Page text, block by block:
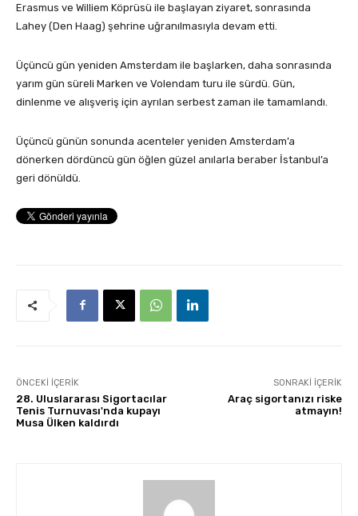
Erasmus ve Williem Köprüsü ile başlayan ziyaret, sonrasında
Lahey (Den Haag) şehrine uğranılmasıyla devam etti.
Üçüncü gün yeniden Amsterdam ile başlarken, daha sonrasında
yarım gün süreli Marken ve Volendam turu ile sürdü. Gün,
dinlenme ve alışveriş için ayrılan serbest zaman ile tamamlandı.
Üçüncü günün sonunda acenteler yeniden Amsterdam’a
dönerken dördüncü gün öğlen güzel anılarla beraber İstanbul’a
geri dönüldü.
ÖNCEKI İÇERIK
28. Uluslararası Sigortacılar
Tenis Turnuvası'nda kupayı
Musa Ülken kaldırdı
SONRAKI İÇERIK
Araç sigortanızı riske
atmayın!